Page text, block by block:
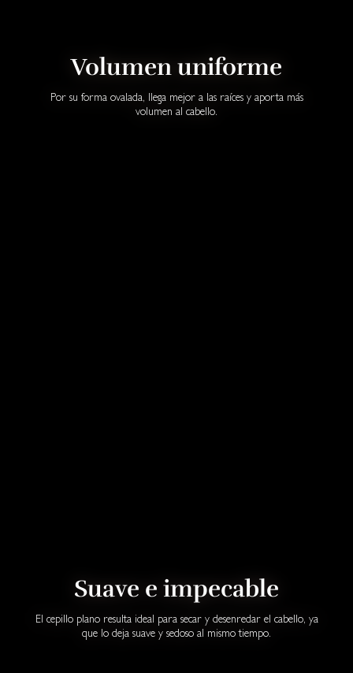
Volumen uniforme
Por su forma ovalada, llega mejor a las raíces y aporta más
volumen al cabello.
Suave e impecable
El cepillo plano resulta ideal para secar y desenredar el cabello, ya
que lo deja suave y sedoso al mismo tiempo.